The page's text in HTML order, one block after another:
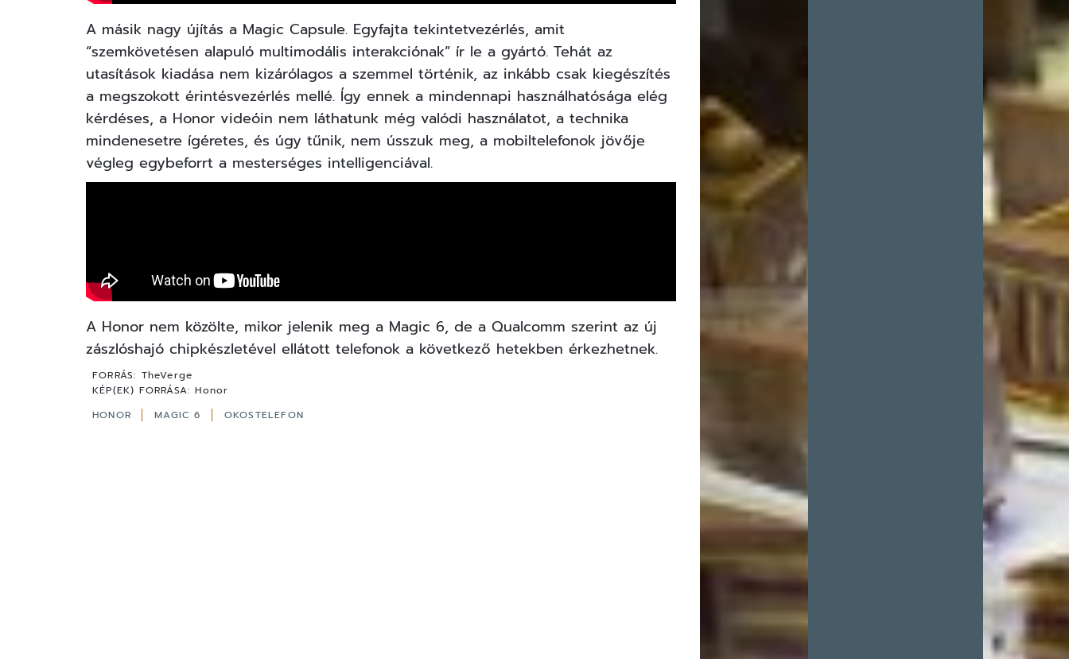
A másik nagy újítás a Magic Capsule. Egyfajta tekintetvezérlés, amit
“szemkövetésen alapuló multimodális interakciónak” ír le a gyártó. Tehát az
utasítások kiadása nem kizárólagos a szemmel történik, az inkább csak kiegészítés
a megszokott érintésvezérlés mellé. Így ennek a mindennapi használhatósága elég
kérdéses, a Honor videóin nem láthatunk még valódi használatot, a technika
mindenesetre ígéretes, és úgy tűnik, nem ússzuk meg, a mobiltelefonok jövője
végleg egybeforrt a mesterséges intelligenciával.
A Honor nem közölte, mikor jelenik meg a Magic 6, de a Qualcomm szerint az új
zászlóshajó chipkészletével ellátott telefonok a következő hetekben érkezhetnek.
FORRÁS: TheVerge
KÉP(EK) FORRÁSA: Honor
HONOR
MAGIC 6 OKOSTELEFON